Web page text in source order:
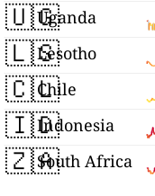
🇺🇬Uganda
🇱🇸Lesotho
🇨🇱
Chile
🇮🇩Indonesia
🇿🇦South Africa